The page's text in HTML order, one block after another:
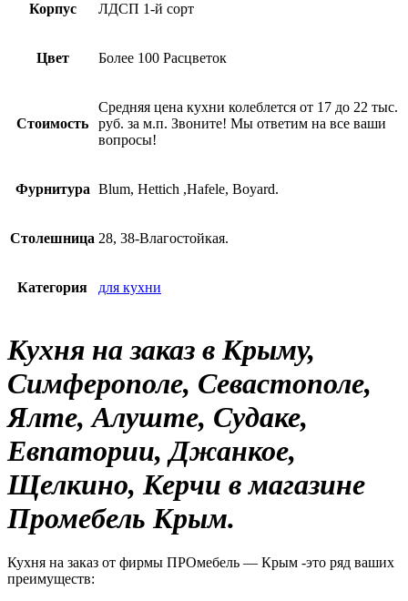
Корпус ЛДСП 1-й сорт
Цвет Более 100 Расцветок
Стоимость
Средняя цена кухни колеблется от 17 до 22 тыс.
руб. за м.п. Звоните! Мы ответим на все ваши
вопросы!
Фурнитура Blum, Hettich ,Hafele, Boyard.
Столешница 28, 38-Влагостойкая.
Категория для кухни
Кухня на заказ в Крыму,
Симферополе, Севастополе,
Ялте, Алуште, Судаке,
Евпатории, Джанкое,
Щелкино, Керчи в магазине
Промебель Крым.
Кухня на заказ от фирмы ПРОмебель — Крым -это ряд ваших
преимуществ: